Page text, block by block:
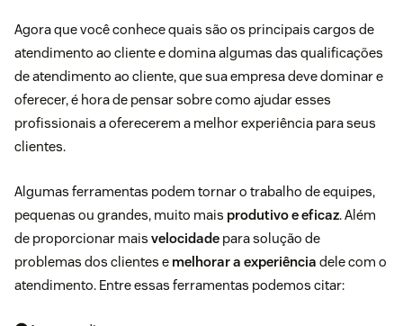
Agora que você conhece quais são os principais cargos de
atendimento ao cliente e domina algumas das qualificações
de atendimento ao cliente, que sua empresa deve dominar e
oferecer, é hora de pensar sobre como ajudar esses
profissionais a oferecerem a melhor experiência para seus
clientes.
Algumas ferramentas podem tornar o trabalho de equipes,
pequenas ou grandes, muito mais produtivo e eficaz. Além
de proporcionar mais velocidade para solução de
problemas dos clientes e melhorar a experiência dele com o
atendimento. Entre essas ferramentas podemos citar: